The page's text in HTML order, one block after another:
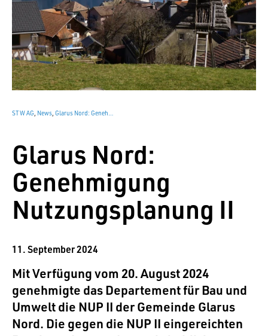
STW AG News
Glarus Nord:
Genehmigung
Nutzungsplanung II
11. September 2024
Mit Verfügung vom 20. August 2024
genehmigte das Departement für Bau und
Umwelt die NUP II der Gemeinde Glarus
Nord. Die gegen die NUP II eingereichten